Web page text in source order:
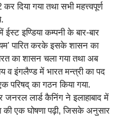
दिया गया तथा सभी महत्त्वपूर्ण
इण्डिया कम्पनी के बार-बार
पारित करके इसके शासन का
का शासन चला गया तथा अब
व इंगलैण्ड में भारत मन्त्री का पद
परिषद् का गठन किया गया.
लार्ड कैनिंग ने इलाहाबाद में
की एक घोषणा पढ़ी, जिसके अनुसार